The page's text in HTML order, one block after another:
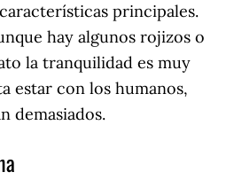
principales.
hay algunos rojizos o
la tranquilidad es muy
estar con los humanos,
demasiados.